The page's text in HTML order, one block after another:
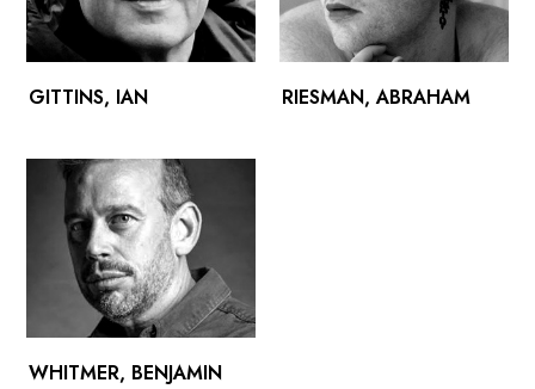
GITTINS, IAN RIESMAN, ABRAHAM
WHITMER, BENJAMIN